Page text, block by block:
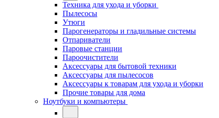
Техника для ухода и уборки
Пылесосы
Утюги
Парогенераторы и гладильные системы
Отпариватели
Паровые станции
Пароочистители
Аксессуары для бытовой техники
Аксессуары для пылесосов
Аксессуары к товарам для ухода и уборки
Прочие товары для дома
Ноутбуки и компьютеры